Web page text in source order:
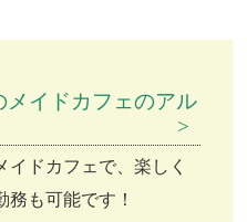
メイドカフェのアル
ドカフェで、楽しく
も可能です！